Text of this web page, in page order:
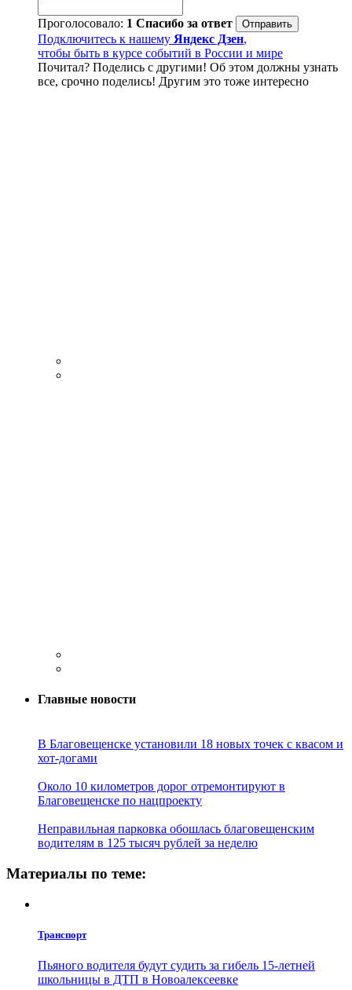
Проголосовало: 1 Спасибо за ответ
Подключитесь к нашему Яндекс Дзен,
чтобы быть в курсе событий в России и мире
Почитал? Поделись с другими! Об этом должны узнать
все, срочно поделись! Другим это тоже интересно
Главные новости
В Благовещенске установили 18 новых точек с квасом и
хот-догами
Около 10 километров дорог отремонтируют в
Благовещенске по нацпроекту
Неправильная парковка обошлась благовещенским
водителям в 125 тысяч рублей за неделю
Материалы по теме:
Транспорт
Пьяного водителя будут судить за гибель 15-летней
школьницы в ДТП в Новоалексеевке